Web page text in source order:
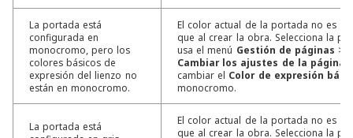
La portada está
configurada en
monocromo, pero los
colores básicos de
expresión del lienzo no
están en monocromo.
El color actual de la portada no es el
que al crear la obra. Selecciona la
usa el menú Gestión de páginas >
Cambiar los ajustes de la página
cambiar el Color de expresión
monocromo.
La portada está
El color actual de la portada no es el
que al crear la obra. Selecciona la